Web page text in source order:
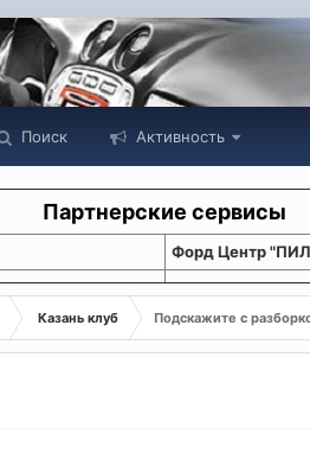
Поиск Активность
Партнерские сервисы
Форд Центр
Казань клуб Подскажите с